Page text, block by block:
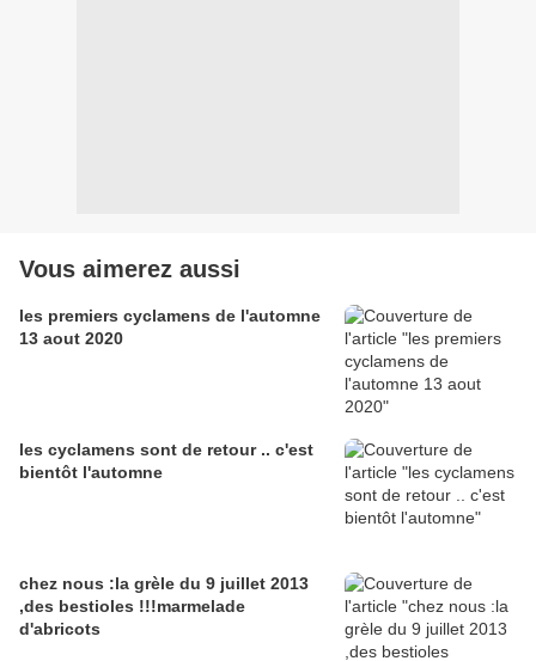
Vous aimerez aussi
les premiers cyclamens de l'automne
13 aout 2020
les cyclamens sont de retour .. c'est
bientôt l'automne
chez nous :la grèle du 9 juillet 2013
,des bestioles !!!marmelade
d'abricots